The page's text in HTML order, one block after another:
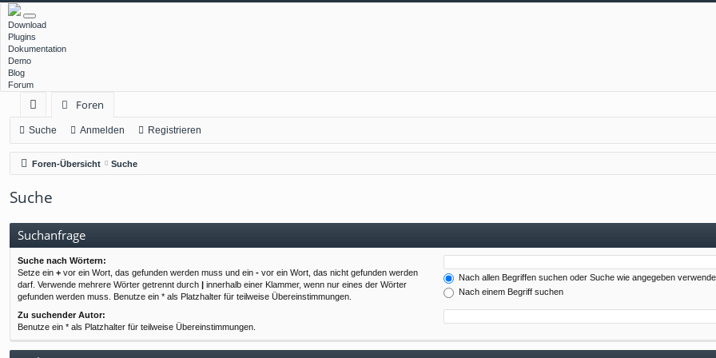
Download
Plugins
Dokumentation
Demo
Blog
Forum
ch
ne
llz
ug
Foren
Suche Anmelden Registrieren
Foren-Übersicht Suche
Suche
Suchanfrage
Suche nach Wörtern:
Setze ein + vor ein Wort, das gefunden werden muss und ein - vor ein Wort, das nicht gefunden werden
darf. Verwende mehrere Wörter getrennt durch | innerhalb einer Klammer, wenn nur eines der Wörter
gefunden werden muss. Benutze ein * als Platzhalter für teilweise Übereinstimmungen.
Nach allen Begriffen suchen oder Suche wie angegeben
Nach einem Begriff suchen
Zu suchender Autor:
Benutze ein * als Platzhalter für teilweise Übereinstimmungen.